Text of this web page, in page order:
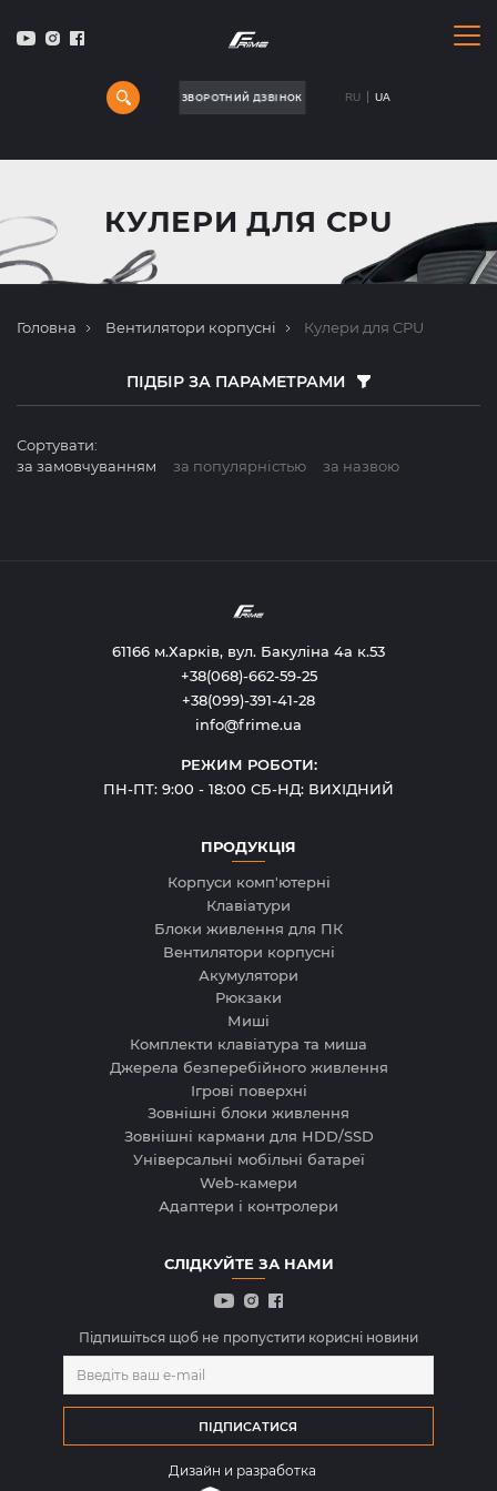
ЗВОРОТНИЙ ДЗВІНОК
ЗВОРОТНИЙ ДЗВІНОК RU UA
КУЛЕРИ ДЛЯ CPU
Головна Вентилятори корпусні Кулери для CPU
ПІДБІР ЗА ПАРАМЕТРАМИ
Сортувати:
за замовчуванням
за популярнiстью за назвою
61166 м.Харкiв, вул. Бакуліна 4а к.53
+38(068)-662-59-25
+38(099)-391-41-28
info@frime.ua
РЕЖИМ РОБОТИ:
ПН-ПТ: 9:00 - 18:00 СБ-НД: ВИХІДНИЙ
ПРОДУКЦІЯ
Корпуси комп'ютерні
Клавiатури
Блоки живлення для ПК
Вентилятори корпусні
Акумулятори
Рюкзаки
Миші
Комплекти клавіатура та миша
Джерела безперебійного живлення
Ігрові поверхні
Зовнішні блоки живлення
Зовнішні кармани для HDD/SSD
Універсальні мобільні батареї
Web-камери
Адаптери і контролери
СЛIДКУЙТЕ ЗА НАМИ
Підпишіться щоб не пропустити корисні новини
Дизайн и разработка